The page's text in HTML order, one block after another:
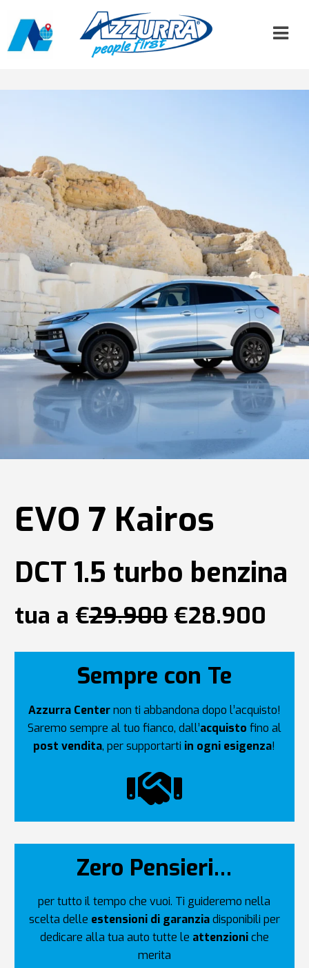
EVO 7 Kairos
DCT 1.5 turbo benzina
tua a €29.900€28.900
Sempre con Te
Azzurra Centernon ti abbandona dopo l’acquisto!
Saremo sempre al tuo fianco, dall’acquisto fino al
post vendita, per supportarti in ogni esigenza!
Zero Pensieri…
per tutto il tempo che vuoi. Ti guideremo nella
scelta delle estensioni di garanziadisponibili per
dedicare alla tua auto tutte le attenzioniche
merita